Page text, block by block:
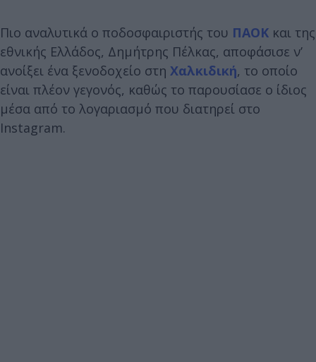
Πιο αναλυτικά ο ποδοσφαιριστής του ΠΑΟΚ και της
εθνικής Ελλάδος, Δημήτρης Πέλκας, αποφάσισε ν’
ανοίξει ένα ξενοδοχείο στη Χαλκιδική, το οποίο
είναι πλέον γεγονός, καθώς το παρουσίασε ο ίδιος
μέσα από το λογαριασμό που διατηρεί στο
Instagram.